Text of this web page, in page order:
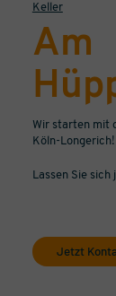
Keller
Am
Wir starten mit
Köln-Longerich!
Lassen Sie
Jetzt